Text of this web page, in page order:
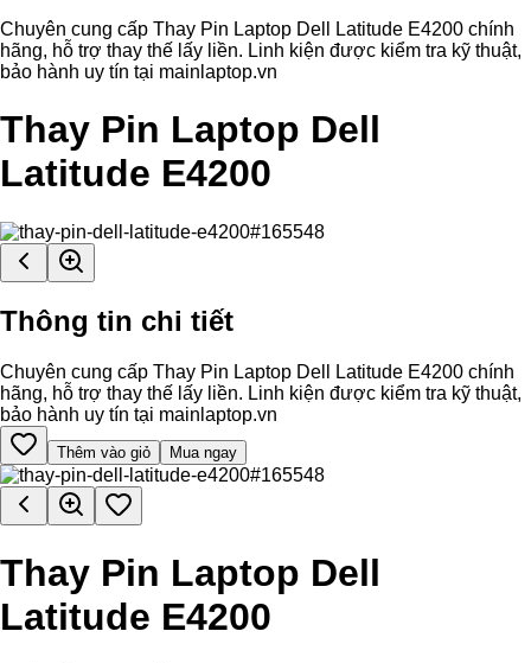
Chuyên cung cấp Thay Pin Laptop Dell Latitude E4200 chính
hãng, hỗ trợ thay thế lấy liền. Linh kiện được kiểm tra kỹ thuật,
bảo hành uy tín tại mainlaptop.vn
Thay Pin Laptop Dell
Latitude E4200
Thông tin chi tiết
Chuyên cung cấp Thay Pin Laptop Dell Latitude E4200 chính
hãng, hỗ trợ thay thế lấy liền. Linh kiện được kiểm tra kỹ thuật,
bảo hành uy tín tại mainlaptop.vn
Thêm vào giỏ Mua ngay
Thay Pin Laptop Dell
Latitude E4200